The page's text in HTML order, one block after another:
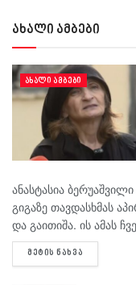
ახალი ამბები
ᲐᲮᲐᲚᲘ ᲐᲛᲑᲔᲑᲘ
ანასტასია
გიგაზე თავდასხმას
და გაითიშა. ის ამას
ᲛᲔᲢᲘᲡ ᲜᲐᲮᲕᲐ